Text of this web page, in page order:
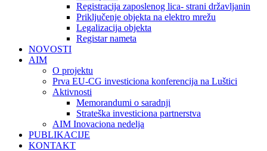
Registracija zaposlenog lica- strani državljanin
Priključenje objekta na elektro mrežu
Legalizacija objekta
Registar nameta
NOVOSTI
AIM
O projektu
Prva EU-CG investiciona konferencija na Luštici
Aktivnosti
Memorandumi o saradnji
Strateška investiciona partnerstva
AIM Inovaciona nedelja
PUBLIKACIJE
KONTAKT